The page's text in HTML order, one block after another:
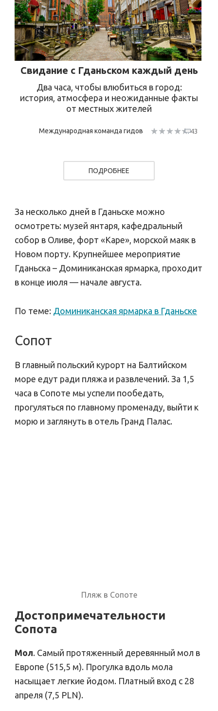
Свидание с Гданьском каждый день
Два часа, чтобы влюбиться в город:
история, атмосфера и неожиданные факты
от местных жителей
Международная команда гидов 43
ПОДРОБНЕЕ
За несколько дней в Гданьске можно
осмотреть: музей янтаря, кафедральный
собор в Оливе, форт «Каре», морской маяк в
Новом порту. Крупнейшее мероприятие
Гданьска – Доминиканская ярмарка, проходит
в конце июля — начале августа.
По теме: Доминиканская ярмарка в Гданьске
Сопот
В главный польский курорт на Балтийском
море едут ради пляжа и развлечений. За 1,5
часа в Сопоте мы успели пообедать,
прогуляться по главному променаду, выйти к
морю и заглянуть в отель Гранд Палас.
Пляж в Сопоте
Достопримечательности
Сопота
Мол. Самый протяженный деревянный мол в
Европе (515,5 м). Прогулка вдоль мола
насыщает легкие йодом. Платный вход с 28
апреля (7,5 PLN).